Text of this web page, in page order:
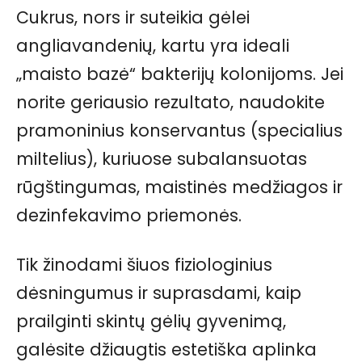
Cukrus, nors ir suteikia gėlei
angliavandenių, kartu yra ideali
„maisto bazė“ bakterijų kolonijoms. Jei
norite geriausio rezultato, naudokite
pramoninius konservantus (specialius
miltelius), kuriuose subalansuotas
rūgštingumas, maistinės medžiagos ir
dezinfekavimo priemonės.
Tik žinodami šiuos fiziologinius
dėsningumus ir suprasdami, kaip
prailginti skintų gėlių gyvenimą,
galėsite džiaugtis estetiška aplinka